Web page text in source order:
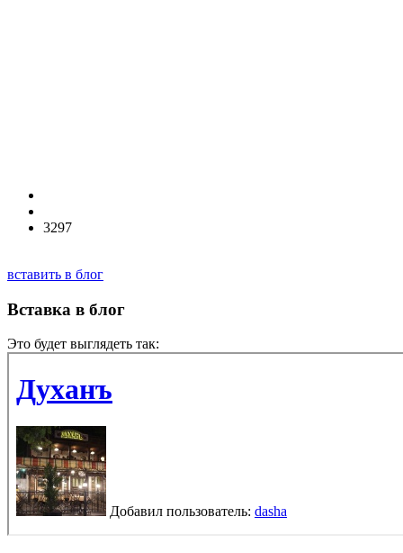
3297
вставить в блог
Вставка в блог
Это будет выглядеть так: